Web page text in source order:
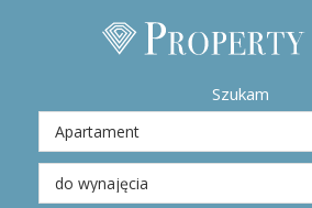
Nieruchomości na sprzedaż i na
wynajem Warszawa, S ...
zmień
Szukam
Europa w sercu Warszawy